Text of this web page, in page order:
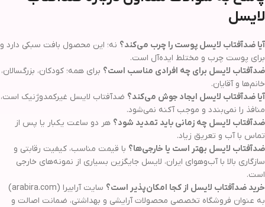
لایسل
آیا ضدآفتاب لایسل پوست را چرب می‌کند؟ نه؛ این محصول بافت سبکی دارد و
برای پوست چرب و مختلط ایده‌آل است.
ضدآفتاب لایسل برای چه افرادی مناسب است؟ برای همه؛ کودکان، بزرگسالان،
خانم‌ها و آقایان.
آیا ضدآفتاب لایسل ایجاد جوش می‌کند؟ ضدآفتاب لایسل غیرکمدوژنیک است،
منافذ را نمی‌بندد و موجب آکنه نمی‌شود.
ضدآفتاب لایسل چه زمانی باید تمدید شود؟ هر دو ساعت یکبار یا پس از
تماس با آب و تعریق زیاد.
ضدآفتاب لایسل بهتر است یا خارجی‌ها؟ با قیمت مناسب، کیفیت رقابتی و
سازگاری بالا با آب‌وهوای ایران، لایسل جایگزین بسیاری از نمونه‌های خارجی
است.
خرید ضدآفتاب لایسل از کجا امکان‌پذیر است؟
سایت آرابیرا (arabira.com)
به عنوان فروشگاه تخصصی محصولات آرایشی و بهداشتی، ضمانت اصالت و